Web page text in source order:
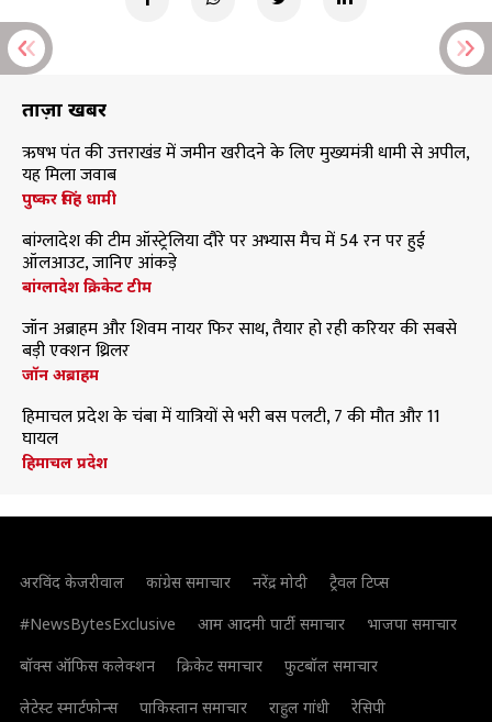
ताज़ा खबरें
ऋषभ पंत की उत्तराखंड में जमीन खरीदने के लिए मुख्यमंत्री धामी से अपील,
यह मिला जवाब
पुष्कर सिंह धामी
बांग्लादेश की टीम ऑस्ट्रेलिया दौरे पर अभ्यास मैच में 54 रन पर हुई
ऑलआउट, जानिए आंकड़े
बांग्लादेश क्रिकेट टीम
जॉन अब्राहम और शिवम नायर फिर साथ, तैयार हो रही करियर की सबसे
बड़ी एक्शन थ्रिलर
जॉन अब्राहम
हिमाचल प्रदेश के चंबा में यात्रियों से भरी बस पलटी, 7 की मौत और 11
घायल
हिमाचल प्रदेश
अरविंद केजरीवाल कांग्रेस समाचार नरेंद्र मोदी
ट्रैवल टिप्स
#NewsBytesExclusive
आम आदमी पार्टी समाचार
भाजपा समाचार
बॉक्स ऑफिस कलेक्शन
क्रिकेट समाचार
फुटबॉल समाचार
लेटेस्ट स्मार्टफोन्स
पाकिस्तान समाचार राहुल गांधी रेसिपी